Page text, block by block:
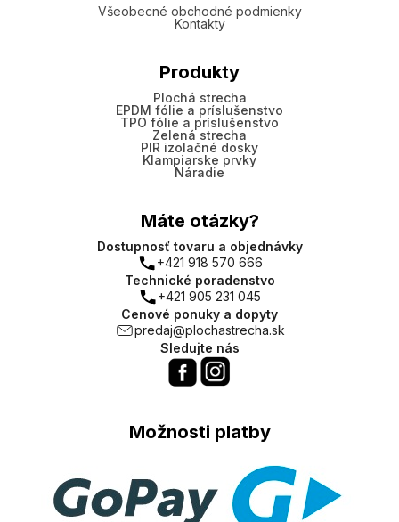
Všeobecné obchodné podmienky
Kontakty
Produkty
Plochá strecha
EPDM fólie a príslušenstvo
TPO fólie a príslušenstvo
Zelená strecha
PIR izolačné dosky
Klampiarske prvky
Náradie
Máte otázky?
Dostupnosť tovaru a objednávky
+421 918 570 666
Technické poradenstvo
+421 905 231 045
Cenové ponuky a dopyty
predaj@plochastrecha.sk
Sledujte nás
Možnosti platby